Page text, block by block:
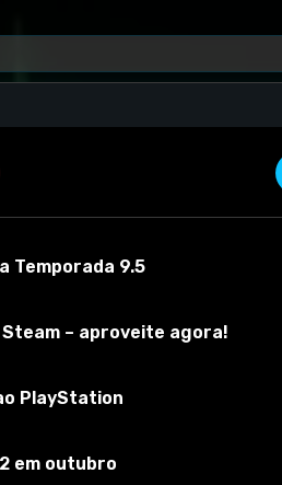
DLCfun.com
! Nossa plataforma
de jogoBeamNG
Temporada 9.5
– aproveite agora!
PlayStation
em outubro